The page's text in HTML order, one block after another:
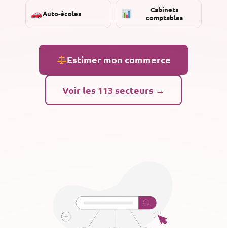
Auto-écoles
Cabinets
comptables
Estimer mon commerce
Voir les 113 secteurs →